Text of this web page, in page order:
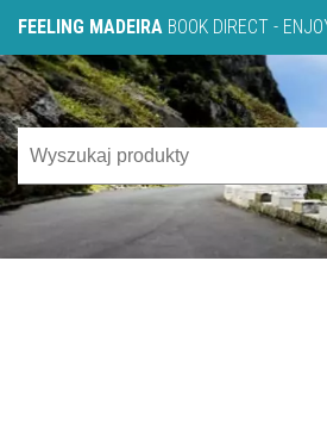
FEELING MADEIRA BOOK DIRECT -